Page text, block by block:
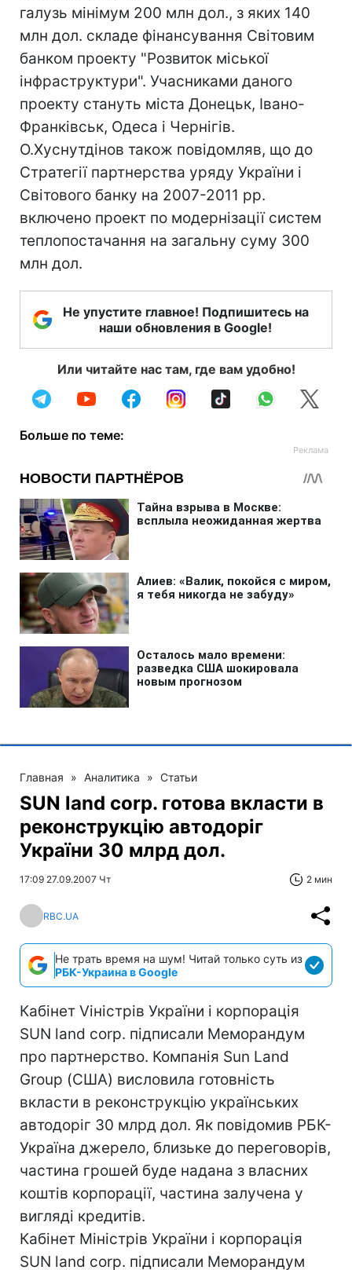
галузь мінімум 200 млн дол., з яких 140
млн дол. складе фінансування Світовим
банком проекту "Розвиток міської
інфраструктури". Учасниками даного
проекту стануть міста Донецьк, Івано-
Франківськ, Одеса і Чернігів.
О.Хуснутдінов також повідомляв, що до
Стратегії партнерства уряду України і
Світового банку на 2007-2011 рр.
включено проект по модернізації систем
теплопостачання на загальну суму 300
млн дол.
Не упустите главное! Подпишитесь на
наши обновления в Google!
Или читайте нас там, где вам удобно!
Больше по теме:
Главная » Аналитика » Статьи
SUN land corp. готова вкласти в
реконструкцію автодоріг
України 30 млрд дол.
17:09 27.09.2007 Чт 2 мин
RBC.UA
Не трать время на шум! Читай только суть из
РБК-Украина в Google
Кабінет Vіністрів України і корпорація
SUN land corp. підписали Меморандум
про партнерство. Компанія Sun Land
Group (США) висловила готовність
вкласти в реконструкцію українських
автодоріг 30 млрд дол. Як повідомив РБК-
Україна джерело, близьке до переговорів,
частина грошей буде надана з власних
коштів корпорації, частина залучена у
вигляді кредитів.
Кабінет Міністрів України і корпорація
SUN land corp. підписали Меморандум